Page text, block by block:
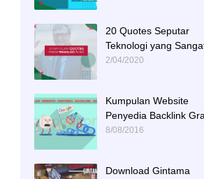
20 Quotes Seputar
Teknologi yang
Menginspirasi
2/04/2020
Kumpulan Website
Penyedia Backlink
dan Berkualitas
8/08/2016
Download Gintama